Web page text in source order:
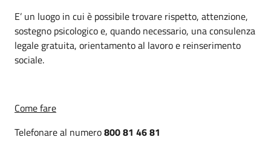
E’ un luogo in cui è possibile trovare rispetto, attenzione,
sostegno psicologico e, quando necessario, una consulenza
legale gratuita, orientamento al lavoro e reinserimento
sociale.
Come fare
Telefonare al numero800 81 46 81